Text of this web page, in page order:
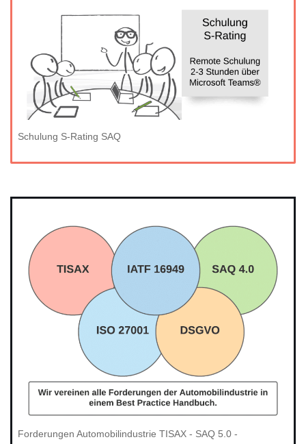
Schulung S-Rating SAQ
Forderungen Automobilindustrie TISAX - SAQ 5.0 -